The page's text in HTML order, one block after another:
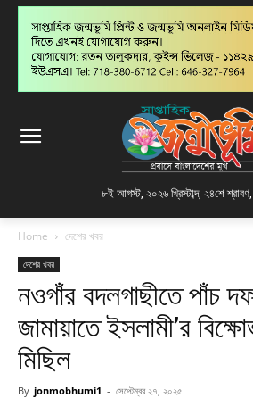
৮ই আগস্ট, ২০২৬ খ্রিস্টাব্দ, ২৪শে শ্রাবণ,
Home দেশের খবর
দেশের খবর
নওগাঁর বদলগাছীতে পাঁচ
জামায়াতে ইসলামী’র
মিছিল
By jonmobhumi1 - সেপ্টেম্বর ২৭, ২০২৫